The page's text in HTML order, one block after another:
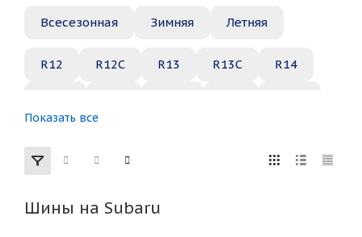
Всесезонная Зимняя Летняя
R12 R12C R13 R13C R14
R22
155 165 185
Показать все
Шины на Subaru